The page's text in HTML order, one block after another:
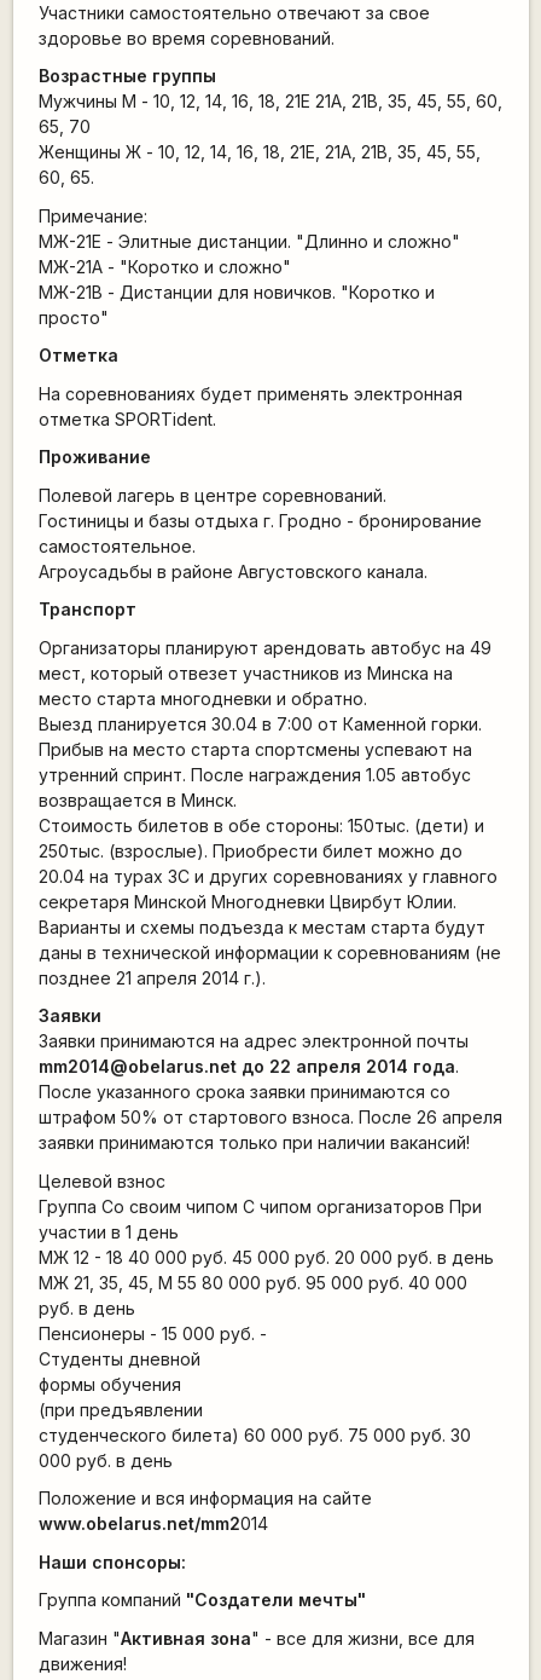
Участники самостоятельно отвечают за свое
здоровье во время соревнований.
Возрастные группы
Мужчины М - 10, 12, 14, 16, 18, 21E 21А, 21В, 35, 45, 55, 60,
65, 70
Женщины Ж - 10, 12, 14, 16, 18, 21E, 21А, 21В, 35, 45, 55,
60, 65.
Примечание:
МЖ-21Е - Элитные дистанции. "Длинно и сложно"
МЖ-21А - "Коротко и сложно"
МЖ-21В - Дистанции для новичков. "Коротко и
просто"
Отметка
На соревнованиях будет применять электронная
отметка SPORTident.
Проживание
Полевой лагерь в центре соревнований.
Гостиницы и базы отдыха г. Гродно - бронирование
самостоятельное.
Агроусадьбы в районе Августовского канала.
Транспорт
Организаторы планируют арендовать автобус на 49
мест, который отвезет участников из Минска на
место старта многодневки и обратно.
Выезд планируется 30.04 в 7:00 от Каменной горки.
Прибыв на место старта спортсмены успевают на
утренний спринт. После награждения 1.05 автобус
возвращается в Минск.
Стоимость билетов в обе стороны: 150тыс. (дети) и
250тыс. (взрослые). Приобрести билет можно до
20.04 на турах ЗС и других соревнованиях у главного
секретаря Минской Многодневки Цвирбут Юлии.
Варианты и схемы подъезда к местам старта будут
даны в технической информации к соревнованиям (не
позднее 21 апреля 2014 г.).
Заявки
Заявки принимаются на адрес электронной почты
mm2014@obelarus.net до 22 апреля 2014 года.
После указанного срока заявки принимаются со
штрафом 50% от стартового взноса. После 26 апреля
заявки принимаются только при наличии вакансий!
Целевой взнос
Группа Со своим чипом С чипом организаторов При
участии в 1 день
МЖ 12 - 18 40 000 руб. 45 000 руб. 20 000 руб. в день
МЖ 21, 35, 45, М 55 80 000 руб. 95 000 руб. 40 000
руб. в день
Пенсионеры - 15 000 руб. -
Студенты дневной
формы обучения
(при предъявлении
студенческого билета) 60 000 руб. 75 000 руб. 30
000 руб. в день
Положение и вся информация на сайте
www.obelarus.net/mm2014
Наши спонсоры:
Группа компаний "Создатели мечты"
Магазин "Активная зона" - все для жизни, все для
движения!